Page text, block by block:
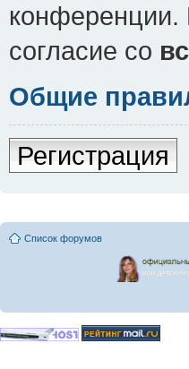
конференции.
согласие со
Общие
Регистрация
Список форумов